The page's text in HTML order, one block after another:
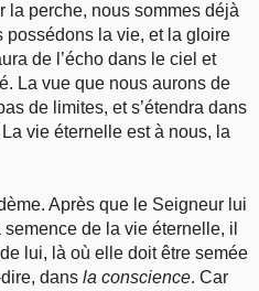
la perche, nous sommes déjà
possédons la vie, et la gloire
de l’écho dans le ciel et
La vue que nous aurons de
de limites, et s’étendra dans
vie éternelle est à nous, la
Après que le Seigneur lui
de la vie éternelle, il
lui, là où elle doit être semée
dans la conscience. Car